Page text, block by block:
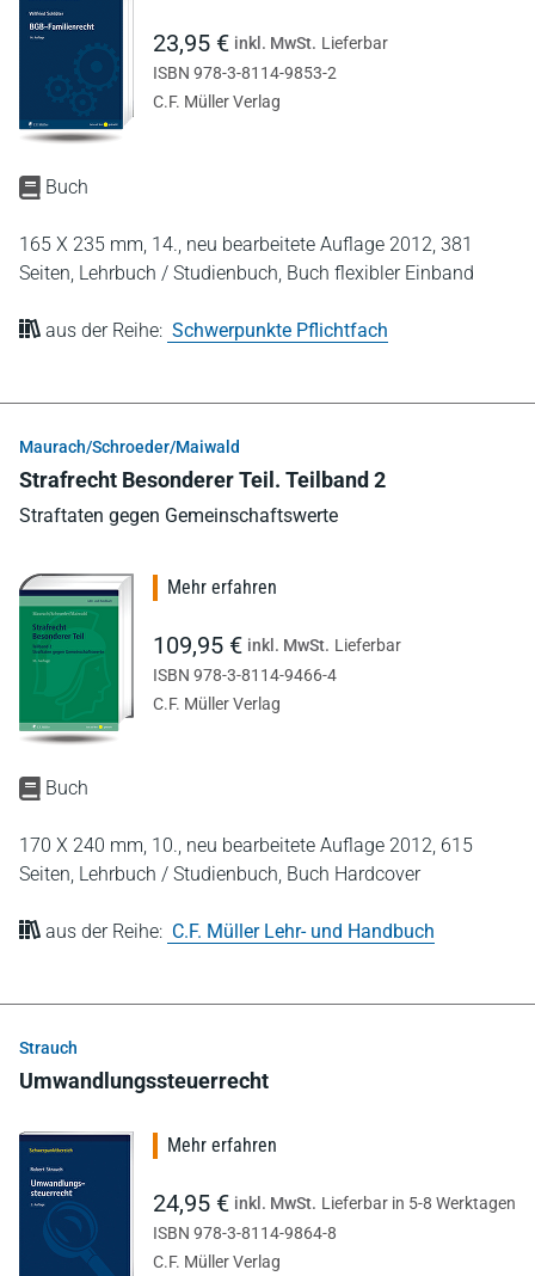
Buch
165 X 235 mm, 14., neu bearbeitete Auflage 2012, 381
Seiten, Lehrbuch / Studienbuch, Buch flexibler Einband
aus der Reihe: Schwerpunkte Pflichtfach
23,95 € inkl. MwSt. Lieferbar
ISBN 978-3-8114-9853-2
C.F. Müller Verlag
Maurach/Schroeder/Maiwald
Strafrecht Besonderer Teil. Teilband 2
Straftaten gegen Gemeinschaftswerte
Buch
170 X 240 mm, 10., neu bearbeitete Auflage 2012, 615
Seiten, Lehrbuch / Studienbuch, Buch Hardcover
aus der Reihe: C.F. Müller Lehr- und Handbuch
Mehr erfahren
109,95 € inkl. MwSt. Lieferbar
ISBN 978-3-8114-9466-4
C.F. Müller Verlag
Strauch
Umwandlungssteuerrecht
Mehr erfahren
24,95 € inkl. MwSt. Lieferbar in 5-8 Werktagen
ISBN 978-3-8114-9864-8
C.F. Müller Verlag